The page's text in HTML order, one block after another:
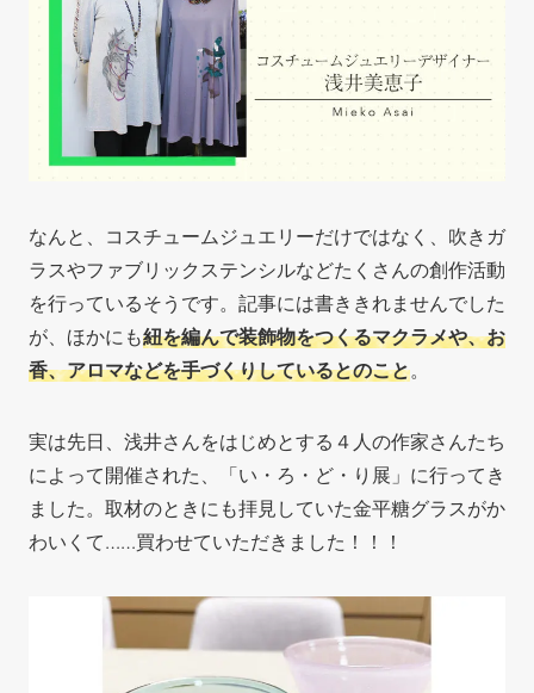
なんと、コスチュームジュエリーだけではなく、吹きガ
ラスやファブリックステンシルなどたくさんの創作活動
を行っているそうです。記事には書ききれませんでした
が、ほかにも紐を編んで装飾物をつくるマクラメや、お
香、アロマなどを手づくりしているとのこと。
実は先日、浅井さんをはじめとする４人の作家さんたち
によって開催された、「い・ろ・ど・り展」に行ってき
ました。取材のときにも拝見していた金平糖グラスがか
わいくて……買わせていただきました！！！